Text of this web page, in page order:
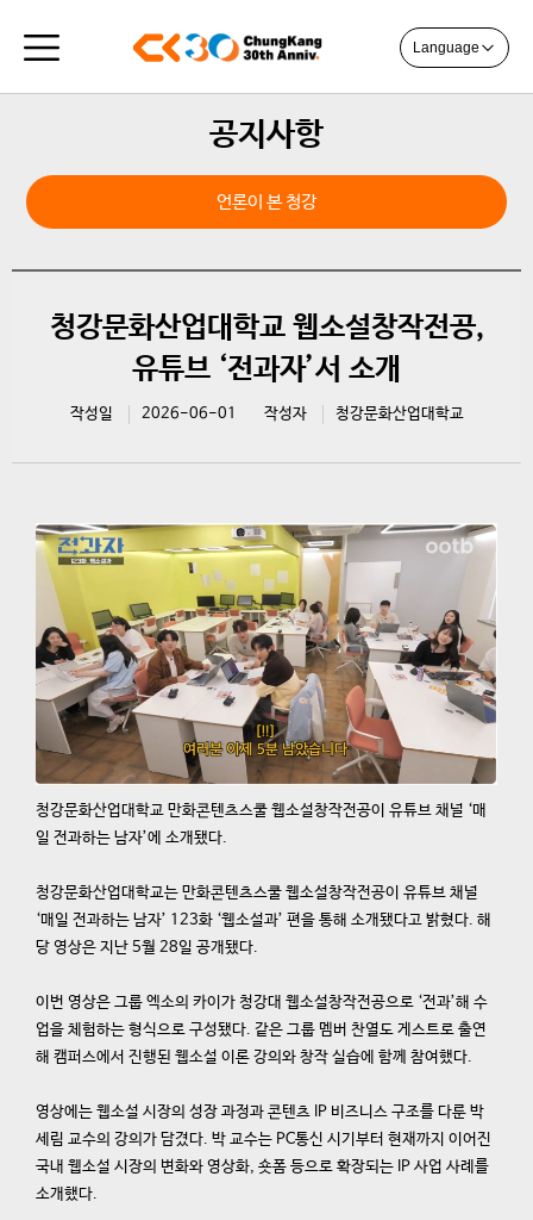
Language
공지사항
언론이 본 청강
청강문화산업대학교 웹소설창작전공,
유튜브 ‘전과자’서 소개
작성일 2026-06-01 작성자 청강문화산업대학교
청강문화산업대학교 만화콘텐츠스쿨 웹소설창작전공이 유튜브 채널 ‘매
일 전과하는 남자’에 소개됐다.
청강문화산업대학교는 만화콘텐츠스쿨 웹소설창작전공이 유튜브 채널
‘매일 전과하는 남자’ 123화 ‘웹소설과’ 편을 통해 소개됐다고 밝혔다. 해
당 영상은 지난 5월 28일 공개됐다.
이번 영상은 그룹 엑소의 카이가 청강대 웹소설창작전공으로 ‘전과’해 수
업을 체험하는 형식으로 구성됐다. 같은 그룹 멤버 찬열도 게스트로 출연
해 캠퍼스에서 진행된 웹소설 이론 강의와 창작 실습에 함께 참여했다.
영상에는 웹소설 시장의 성장 과정과 콘텐츠 IP 비즈니스 구조를 다룬 박
세림 교수의 강의가 담겼다. 박 교수는 PC통신 시기부터 현재까지 이어진
국내 웹소설 시장의 변화와 영상화, 숏폼 등으로 확장되는 IP 사업 사례를
소개했다.